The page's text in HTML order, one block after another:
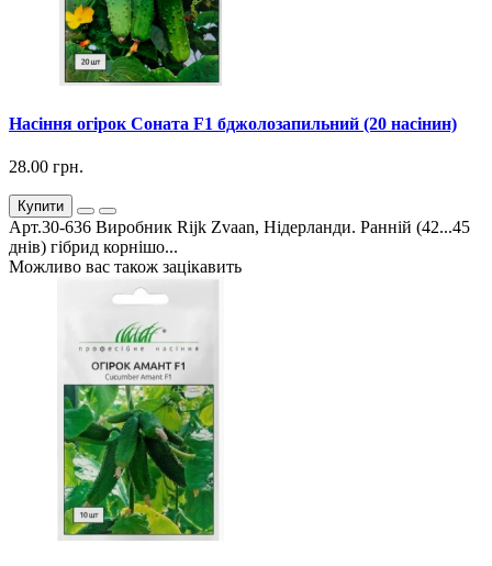
Насіння огірок Соната F1 бджолозапильний (20 насінин)
28.00 грн.
Купити
Арт.30-636 Виробник Rijk Zvaan, Нідерланди. Ранній (42...45
днів) гібрид корнішо...
Можливо вас також зацікавить